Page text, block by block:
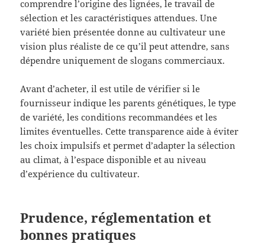
comprendre l’origine des lignées, le travail de
sélection et les caractéristiques attendues. Une
variété bien présentée donne au cultivateur une
vision plus réaliste de ce qu’il peut attendre, sans
dépendre uniquement de slogans commerciaux.
Avant d’acheter, il est utile de vérifier si le
fournisseur indique les parents génétiques, le type
de variété, les conditions recommandées et les
limites éventuelles. Cette transparence aide à éviter
les choix impulsifs et permet d’adapter la sélection
au climat, à l’espace disponible et au niveau
d’expérience du cultivateur.
Prudence, réglementation et
bonnes pratiques